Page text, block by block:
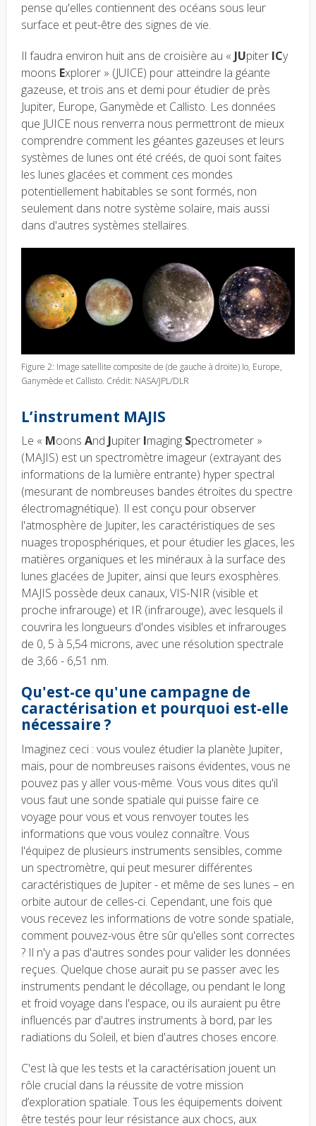
pense qu'elles contiennent des océans sous leur
surface et peut-être des signes de vie.
Il faudra environ huit ans de croisière au « JUpiter ICy
moons Explorer » (JUICE) pour atteindre la géante
gazeuse, et trois ans et demi pour étudier de près
Jupiter, Europe, Ganymède et Callisto. Les données
que JUICE nous renverra nous permettront de mieux
comprendre comment les géantes gazeuses et leurs
systèmes de lunes ont été créés, de quoi sont faites
les lunes glacées et comment ces mondes
potentiellement habitables se sont formés, non
seulement dans notre système solaire, mais aussi
dans d'autres systèmes stellaires.
Figure 2: Image satellite composite de (de gauche à droite) Io, Europe,
Ganymède et Callisto. Crédit: NASA/JPL/DLR
L’instrument MAJIS
Le « Moons And Jupiter Imaging Spectrometer »
(MAJIS) est un spectromètre imageur (extrayant des
informations de la lumière entrante) hyper spectral
(mesurant de nombreuses bandes étroites du spectre
électromagnétique). Il est conçu pour observer
l'atmosphère de Jupiter, les caractéristiques de ses
nuages troposphériques, et pour étudier les glaces, les
matières organiques et les minéraux à la surface des
lunes glacées de Jupiter, ainsi que leurs exosphères.
MAJIS possède deux canaux, VIS-NIR (visible et
proche infrarouge) et IR (infrarouge), avec lesquels il
couvrira les longueurs d'ondes visibles et infrarouges
de 0, 5 à 5,54 microns, avec une résolution spectrale
de 3,66 - 6,51 nm.
Qu'est-ce qu'une campagne de
caractérisation et pourquoi est-elle
nécessaire ?
Imaginez ceci : vous voulez étudier la planète Jupiter,
mais, pour de nombreuses raisons évidentes, vous ne
pouvez pas y aller vous-même. Vous vous dites qu'il
vous faut une sonde spatiale qui puisse faire ce
voyage pour vous et vous renvoyer toutes les
informations que vous voulez connaître. Vous
l'équipez de plusieurs instruments sensibles, comme
un spectromètre, qui peut mesurer différentes
caractéristiques de Jupiter - et même de ses lunes – en
orbite autour de celles-ci. Cependant, une fois que
vous recevez les informations de votre sonde spatiale,
comment pouvez-vous être sûr qu'elles sont correctes
? Il n'y a pas d'autres sondes pour valider les données
reçues. Quelque chose aurait pu se passer avec les
instruments pendant le décollage, ou pendant le long
et froid voyage dans l'espace, ou ils auraient pu être
influencés par d'autres instruments à bord, par les
radiations du Soleil, et bien d'autres choses encore.
C'est là que les tests et la caractérisation jouent un
rôle crucial dans la réussite de votre mission
d’exploration spatiale. Tous les équipements doivent
être testés pour leur résistance aux chocs, aux